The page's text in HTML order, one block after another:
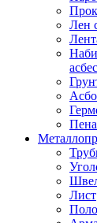
Лен
Лист